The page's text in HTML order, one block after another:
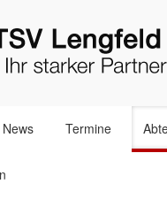
News Termine